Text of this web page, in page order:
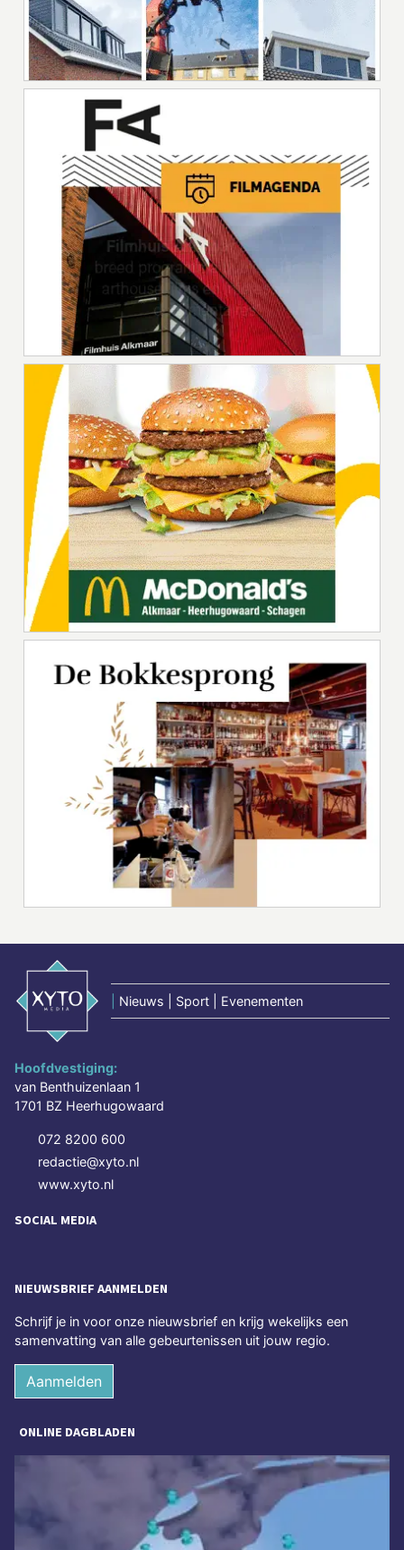
Nieuws | Sport | Evenementen
Hoofdvestiging:
van Benthuizenlaan 1
1701 BZ Heerhugowaard
072 8200 600
redactie@xyto.nl
www.xyto.nl
SOCIAL MEDIA
NIEUWSBRIEF AANMELDEN
Schrijf je in voor onze nieuwsbrief en krijg wekelijks een
samenvatting van alle gebeurtenissen uit jouw regio.
Aanmelden
ONLINE DAGBLADEN